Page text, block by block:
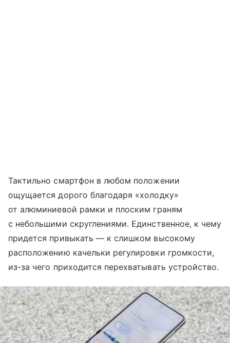
Тактильно смартфон в любом положении
ощущается дорого благодаря «холодку»
от алюминиевой рамки и плоским граням
с небольшими скруглениями. Единственное, к чему
придется привыкать — к слишком высокому
расположению качельки регулировки громкости,
из-за чего приходится перехватывать устройство.